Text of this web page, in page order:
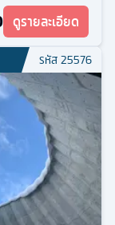
ดูรายละเอียด
รหัส25576